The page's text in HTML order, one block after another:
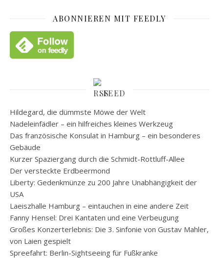
ABONNIEREN MIT FEEDLY
FEED
Hildegard, die dümmste Möwe der Welt
Nadeleinfädler – ein hilfreiches kleines Werkzeug
Das französische Konsulat in Hamburg – ein besonderes
Gebäude
Kurzer Spaziergang durch die Schmidt-Rottluff-Allee
Der versteckte Erdbeermond
Liberty: Gedenkmünze zu 200 Jahre Unabhängigkeit der
USA
Laeiszhalle Hamburg – eintauchen in eine andere Zeit
Fanny Hensel: Drei Kantaten und eine Verbeugung
Großes Konzerterlebnis: Die 3. Sinfonie von Gustav Mahler,
von Laien gespielt
Spreefahrt: Berlin-Sightseeing für Fußkranke